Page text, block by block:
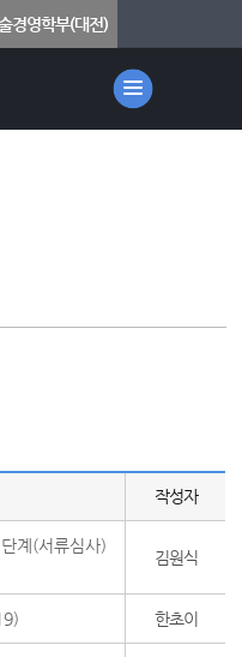
경영학부(대전)
작성자
계(서류심사)
김원식
한초이